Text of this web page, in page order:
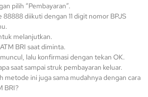
pilih “Pembayaran”.
88888 diikuti dengan 11 digit nomor BPJS
melanjutkan.
BRI saat diminta.
lalu konfirmasi dengan tekan OK.
saat sampai struk pembayaran keluar.
metode ini juga sama mudahnya dengan cara
BRI?